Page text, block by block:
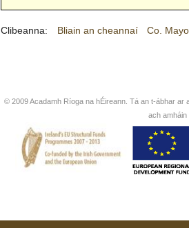
Clibeanna: Bliain an cheannaí Co. Mayo
© 2009 Acadamh Ríoga na hÉireann. Tá an t-ábhar ar
ach amháin